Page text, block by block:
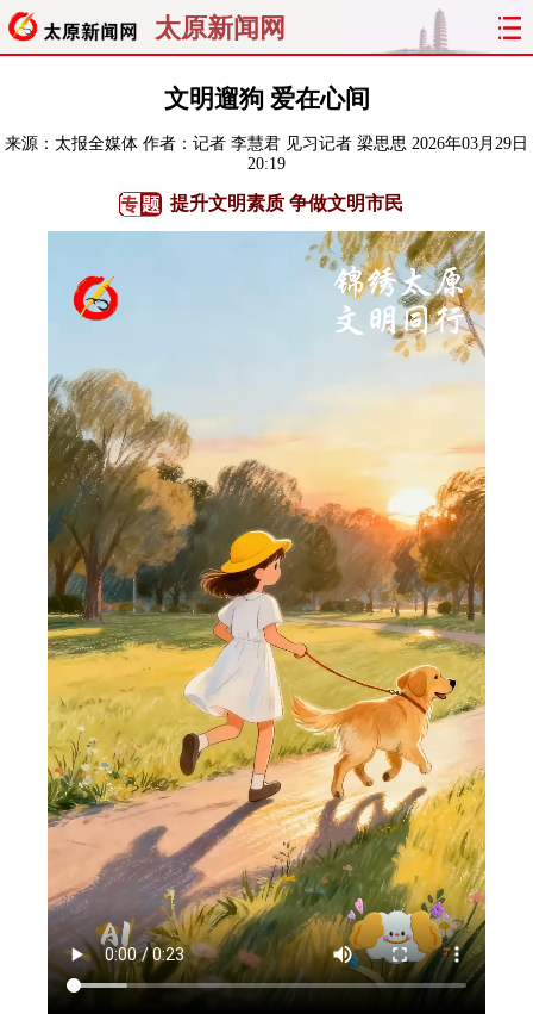
太原新闻网
聚焦 太原
经济 关注 文明 出行
曝光 综合
政务 教育
最太原 网罗民生
太原日报
文明遛狗 爱在心间
来源： 太报全媒体 作者：记者 李慧君 见习记者 梁思思 2026年03月29日
20:19
提升文明素质 争做文明市民